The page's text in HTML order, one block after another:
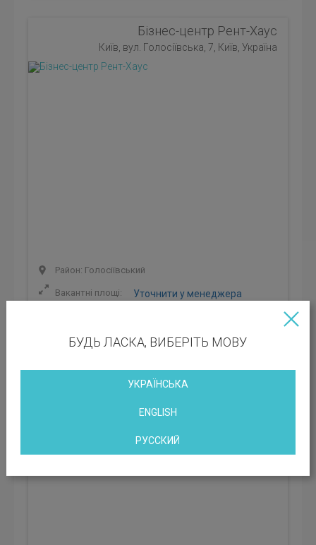
Бізнес-центр Рент-Хаус
Київ, вул. Голосіївська, 7, Київ, Україна
Район: Голосіївський
Вакантні площі: Уточнити у менеджера
Бізнес - центр Roshen
БУДЬ ЛАСКА, ВИБЕРІТЬ МОВУ
УКРАЇНСЬКА
ENGLISH
РУССКИЙ